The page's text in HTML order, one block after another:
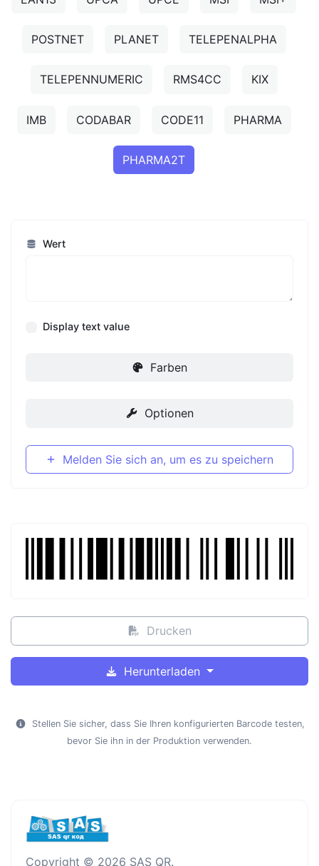
POSTNET PLANET TELEPENALPHA
TELEPENNUMERIC RMS4CC KIX
IMB CODABAR CODE11 PHARMA
PHARMA2T
Wert
Display text value
Farben
Optionen
Melden Sie sich an, um es zu speichern
Drucken
Herunterladen
Stellen Sie sicher, dass Sie Ihren konfigurierten Barcode testen,
bevor Sie ihn in der Produktion verwenden.
Copyright © 2026 SAS QR.